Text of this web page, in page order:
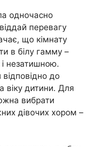
одночасно
перевагу
що кімнату
в білу гамму –
незатишною.
до
віку дитини. Для
вибрати
дівочих хором –